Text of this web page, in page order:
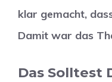
klar gemacht,
Damit war das
Das Solltest